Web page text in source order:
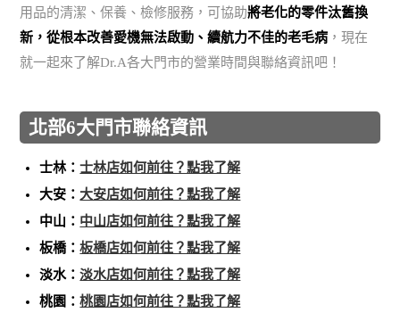
用品的清潔、保養、檢修服務，可協助將老化的零件汰舊換
新，從根本改善愛機無法啟動、續航力不佳的老毛病 ，現在
就一起來了解Dr.A各大門市的營業時間與聯絡資訊吧！
北部6大門市聯絡資訊
士林：士林店如何前往？點我了解
大安： 大安店如何前往？點我了解
中山： 中山店如何前往？點我了解
板橋：板橋店如何前往？點我了解
淡水：淡水店如何前往？點我了解
桃園：桃園店如何前往？點我了解